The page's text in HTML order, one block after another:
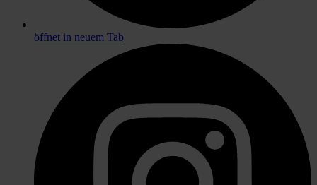
öffnet in neuem Tab